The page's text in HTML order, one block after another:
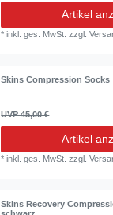
Artikel
*inkl. ges. MwSt. zzgl.
Skins Compression Socks
UVP 45,00 €
Artikel
*inkl. ges. MwSt. zzgl.
Skins Recovery